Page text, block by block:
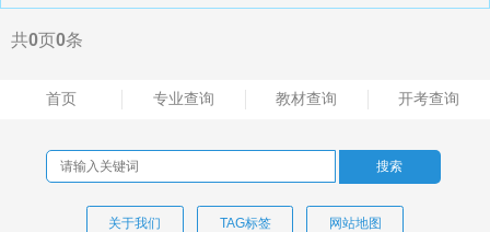
共0页0条
首页 专业查询 教材查询 开考查询
关于我们 TAG标签 网站地图